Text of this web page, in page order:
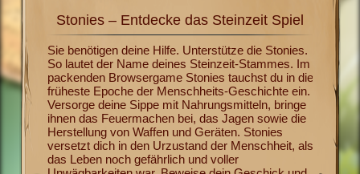
mit Stonies – Entdecke das Steinzeit Spiel
Sie benötigen deine Hilfe. Unterstütze die Stonies.
So lautet der Name deines Steinzeit-Stammes. Im
packenden Browsergame Stonies tauchst du in die
früheste Epoche der Menschheits-Geschichte ein.
Versorge deine Sippe mit Nahrungsmitteln, bringe
ihnen das Feuermachen bei, das Jagen sowie die
Herstellung von Waffen und Geräten. Stonies
versetzt dich in den Urzustand der Menschheit, als
das Leben noch gefährlich und voller
Jetzt
bringst